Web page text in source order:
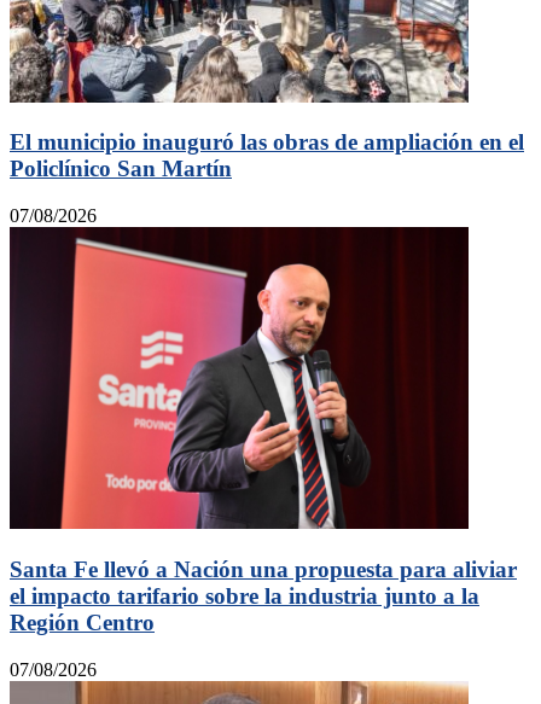
El municipio inauguró las obras de ampliación en el
Policlínico San Martín
07/08/2026
Santa Fe llevó a Nación una propuesta para aliviar
el impacto tarifario sobre la industria junto a la
Región Centro
07/08/2026